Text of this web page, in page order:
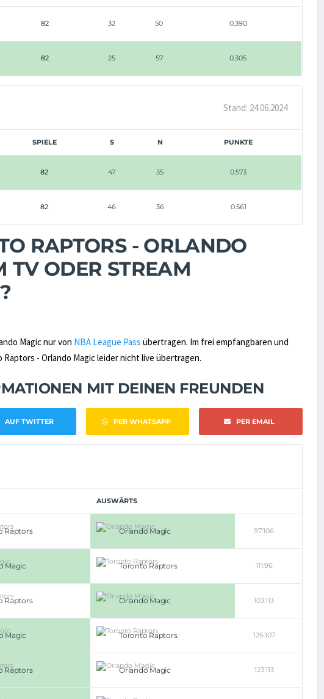
82 32 50 0.390
82 25 57 0.305
Stand: 24.06.2024
SPIELE S N PUNKTE
82 47 35 0.573
82 46 36 0.561
RAPTORS - ORLANDO
TV ODER STREAM
Magic nur von NBA League Pass übertragen. Im frei empfangbaren und
- Orlando Magic leider nicht live übertragen.
MIT DEINEN FREUNDEN
AUF TWITTER PER WHATSAPP PER EMAIL
AUSWÄRTS
Raptors Orlando Magic 97:106
Magic Toronto Raptors 111:96
Raptors Orlando Magic 103:113
Magic Toronto Raptors 126:107
Raptors Orlando Magic 123:113